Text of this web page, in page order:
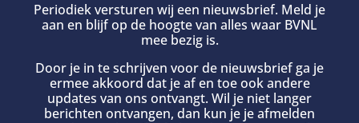
Periodiek versturen wij een nieuwsbrief. Meld je
aan en blijf op de hoogte van alles waar BVNL
mee bezig is.
Door je in te schrijven voor de nieuwsbrief ga je
ermee akkoord dat je af en toe ook andere
updates van ons ontvangt. Wil je niet langer
berichten ontvangen, dan kun je je afmelden